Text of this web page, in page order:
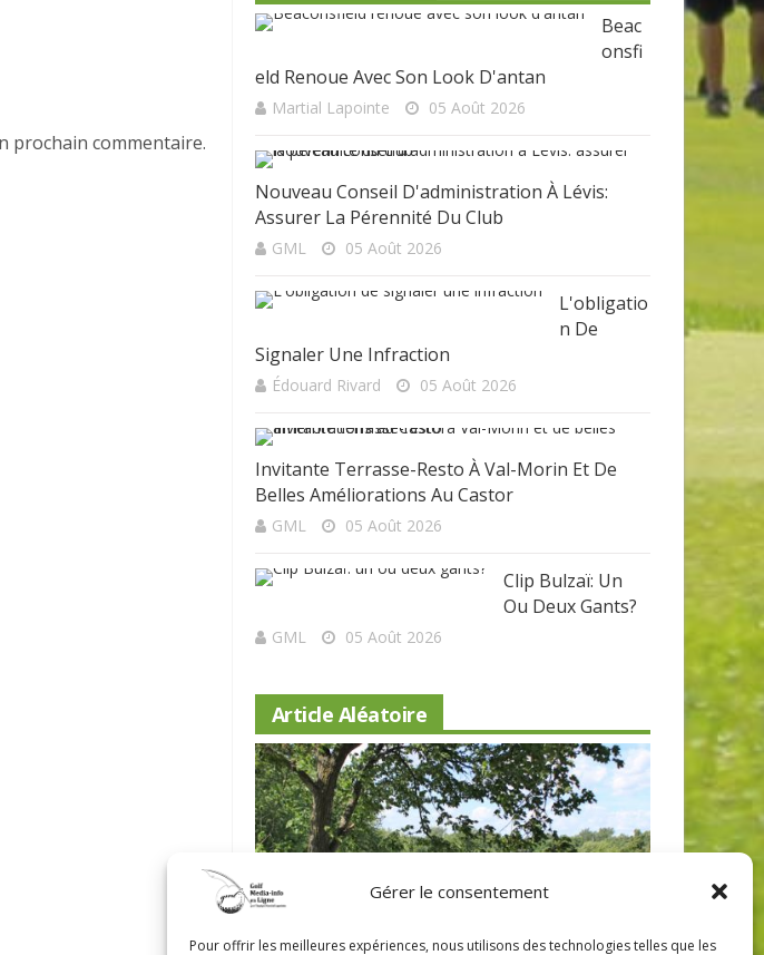
Gérer le consentement
Pour offrir les meilleures expériences, nous utilisons des technologies telles que les
prochain commentaire.
Beac
Onsfi
Eld Renoue Avec Son Look D'antan
Martial Lapointe 05 Août 2026
Nouveau Conseil D'administration À Lévis:
Assurer La Pérennité Du Club
GML 05 Août 2026
L'obligatio
N De
Signaler Une Infraction
Édouard Rivard 05 Août 2026
Invitante Terrasse-Resto À Val-Morin Et De
Belles Améliorations Au Castor
GML 05 Août 2026
Clip Bulzaï: Un
Ou Deux Gants?
GML 05 Août 2026
Article Aléatoire
Beaconsfield renoue avec son look